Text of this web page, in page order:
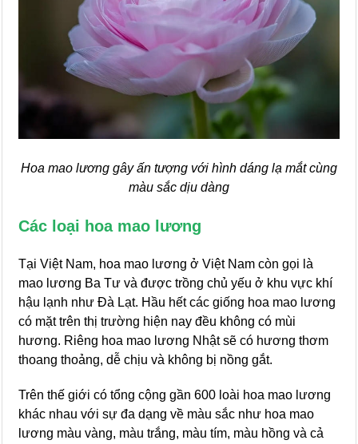
Hoa mao lương gây ấn tượng với hình dáng lạ mắt cùng
màu sắc dịu dàng
Các loại hoa mao lương
Tại Việt Nam, hoa mao lương ở Việt Nam còn gọi là
mao lương Ba Tư và được trồng chủ yếu ở khu vực khí
hậu lạnh như Đà Lạt. Hầu hết các giống hoa mao lương
có mặt trên thị trường hiện nay đều không có mùi
hương. Riêng hoa mao lương Nhật sẽ có hương thơm
thoang thoảng, dễ chịu và không bị nồng gắt.
Trên thế giới có tổng cộng gần 600 loài hoa mao lương
khác nhau với sự đa dạng về màu sắc như hoa mao
lương màu vàng, màu trắng, màu tím, màu hồng và cả